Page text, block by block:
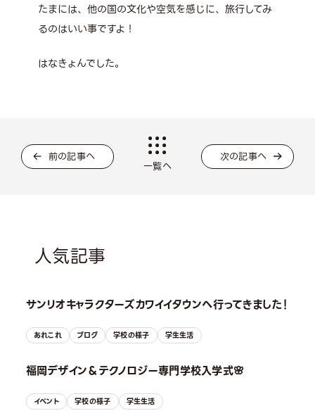
たまには、他の国の文化や空気を感じに、旅行してみ
るのはいい事ですよ！
はなきょんでした。
前の記事へ
一覧へ
次の記事へ
人気記事
サンリオキャラクターズカワイイタウンへ行ってきました！
あれこれ ブログ 学校の様子 学生生活
福岡デザイン＆テクノロジー専門学校入学式🌸
イベント 学校の様子 学生生活